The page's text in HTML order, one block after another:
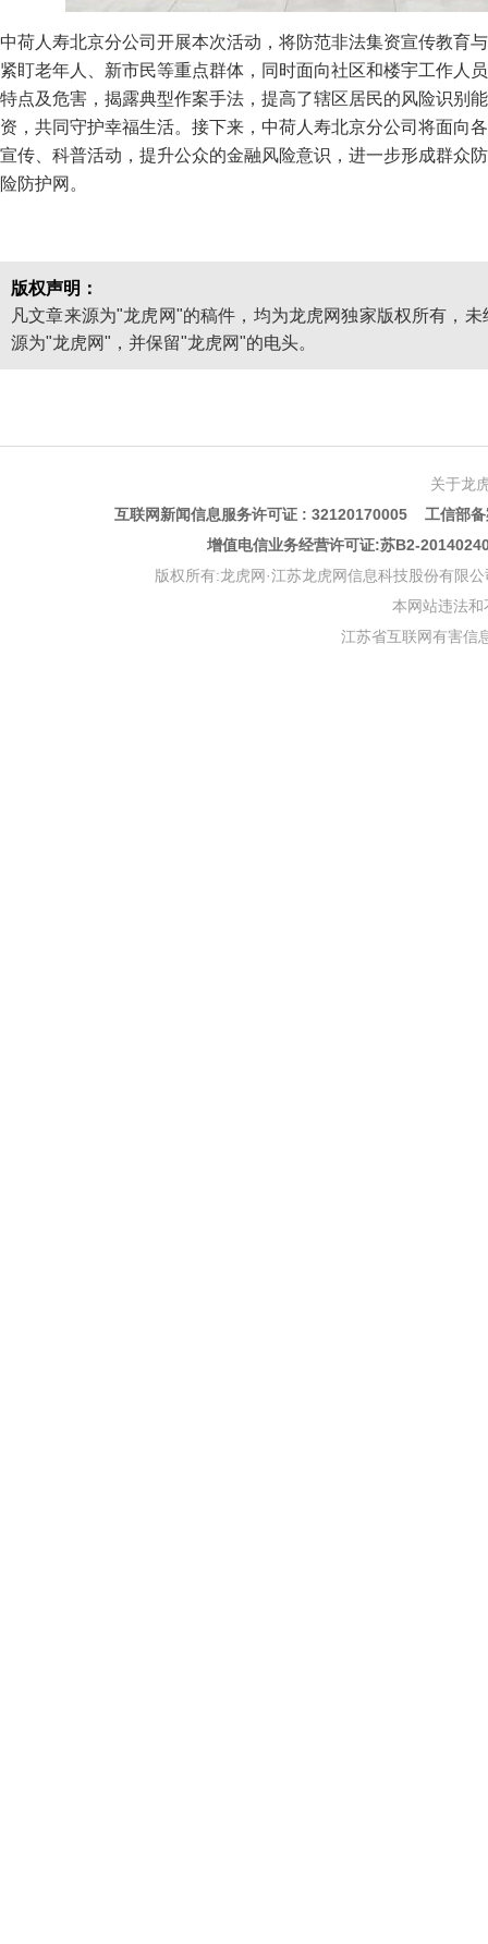
中荷人寿北京分公司开展本次活动，将防范非法集资宣传教育
紧盯老年人、新市民等重点群体，同时面向社区和楼宇工作人
特点及危害，揭露典型作案手法，提高了辖区居民的风险识别
资，共同守护幸福生活。接下来，中荷人寿北京分公司将面向
宣传、科普活动，提升公众的金融风险意识，进一步形成群众
险防护网。
版权声明：
凡文章来源为"龙虎网"的稿件，均为龙虎网独家版权所有，
源为"龙虎网"，并保留"龙虎网"的电头。
关于龙
互联网新闻信息服务许可证 : 32120170005 工信部
增值电信业务经营许可证:苏B2-
版权所有:龙虎网·江苏龙虎网信息科技股份有限
本网站违法
江苏省互联网有害